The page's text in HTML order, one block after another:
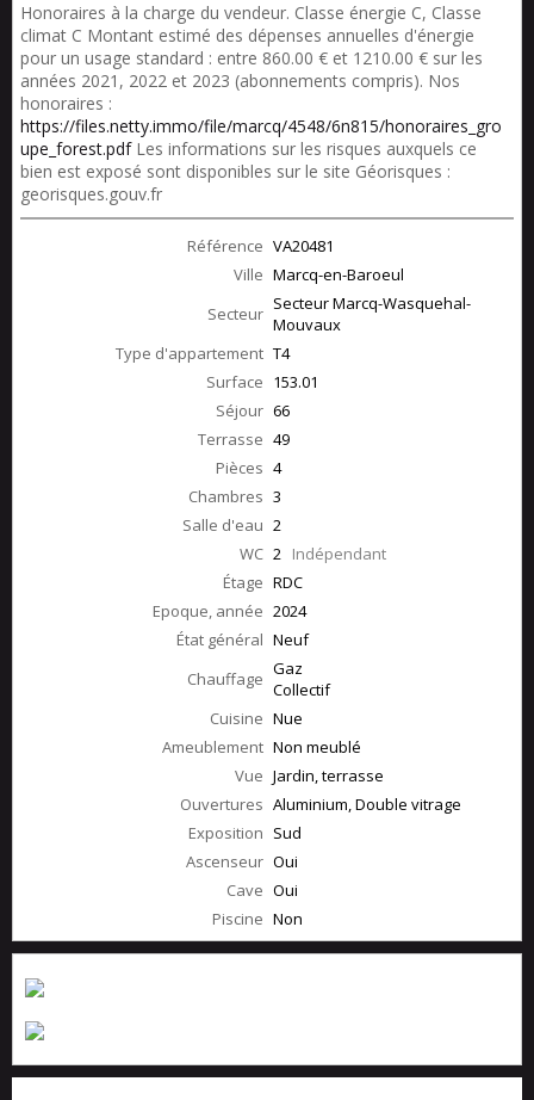
Honoraires à la charge du vendeur. Classe énergie C, Classe
climat C Montant estimé des dépenses annuelles d'énergie
pour un usage standard : entre 860.00 € et 1210.00 € sur les
années 2021, 2022 et 2023 (abonnements compris). Nos
honoraires :
https://files.netty.immo/file/marcq/4548/6n815/honoraires_gro
upe_forest.pdfLes informations sur les risques auxquels ce
bien est exposé sont disponibles sur le site Géorisques :
georisques.gouv.fr
Référence VA20481
Ville Marcq-en-Baroeul
Secteur Secteur Marcq-Wasquehal-
Mouvaux
Type d'appartement T4
Surface 153.01
Séjour 66
Terrasse 49
Pièces 4
Chambres 3
Salle d'eau 2
WC 2 Indépendant
Étage RDC
Epoque, année 2024
État général Neuf
Chauffage Gaz
Collectif
Cuisine Nue
Ameublement Non meublé
Vue Jardin, terrasse
Ouvertures Aluminium, Double vitrage
Exposition Sud
Ascenseur Oui
Cave Oui
Piscine Non